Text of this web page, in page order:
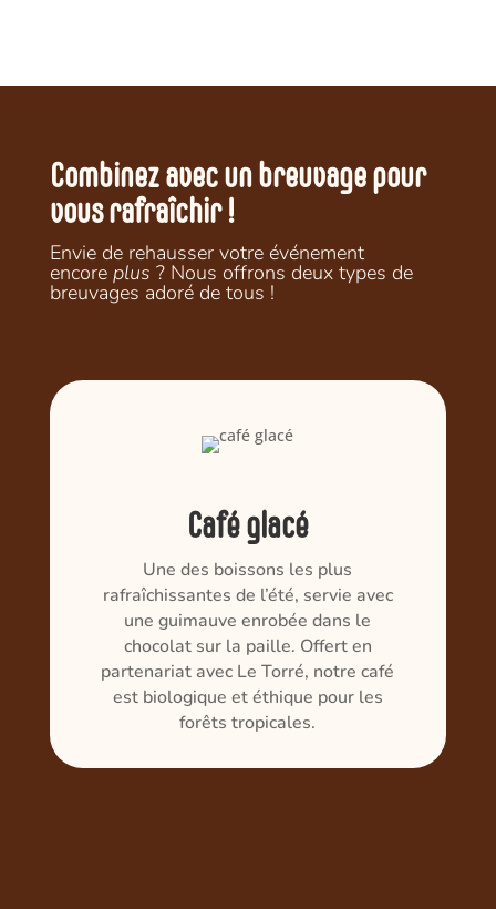
Combinez avec un breuvage pour
vous rafraîchir !
Envie de rehausser votre événement
encore plus ? Nous offrons deux types de
breuvages adoré de tous !
Café glacé
Une des boissons les plus
rafraîchissantes de l’été, servie avec
une guimauve enrobée dans le
chocolat sur la paille. Offert en
partenariat avec Le Torré, notre café
est biologique et éthique pour les
forêts tropicales.